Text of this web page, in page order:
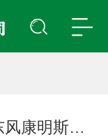
220kw（ 东风康明斯，国三，裸机）